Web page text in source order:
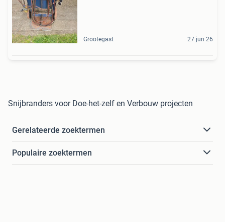
Grootegast 27 jun 26
Snijbranders voor Doe-het-zelf en Verbouw projecten
Gerelateerde zoektermen
Populaire zoektermen